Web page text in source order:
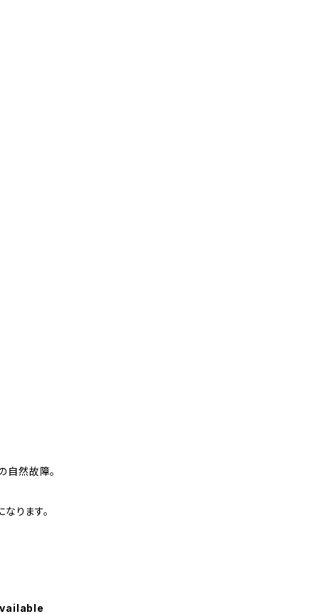
自然故障。
ります。